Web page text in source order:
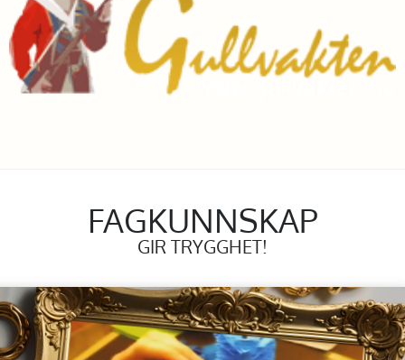
FAGKUNNSKAP
GIR TRYGGHET!